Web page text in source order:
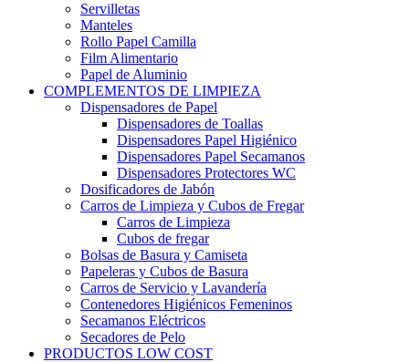
Servilletas
Manteles
Rollo Papel Camilla
Film Alimentario
Papel de Aluminio
COMPLEMENTOS DE LIMPIEZA
Dispensadores de Papel
Dispensadores de Toallas
Dispensadores Papel Higiénico
Dispensadores Papel Secamanos
Dispensadores Protectores WC
Dosificadores de Jabón
Carros de Limpieza y Cubos de Fregar
Carros de Limpieza
Cubos de fregar
Bolsas de Basura y Camiseta
Papeleras y Cubos de Basura
Carros de Servicio y Lavandería
Contenedores Higiénicos Femeninos
Secamanos Eléctricos
Secadores de Pelo
PRODUCTOS LOW COST